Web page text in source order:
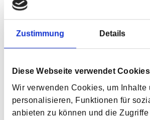
Zustimmung Details
Diese Webseite verwendet Cookies
Wir verwenden Cookies, um Inhalte
personalisieren, Funktionen für
anbieten zu können und die